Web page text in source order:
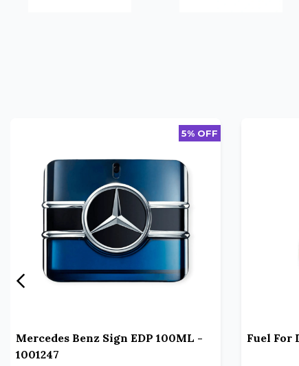
5% OFF
Mercedes Benz Sign EDP 100ML -
1001247
Fuel For